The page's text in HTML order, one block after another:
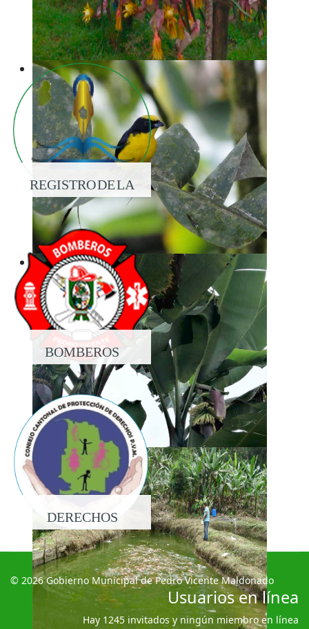
REGISTRO DE LA
PROPIEDAD
BOMBEROS
DERECHOS
© 2026 Gobierno Municipal de Pedro Vicente Maldonado
Usuarios en línea
Hay 1245 invitados y ningún miembro en línea